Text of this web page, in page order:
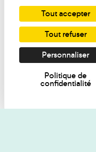
Tout accepter
Tout refuser
Personnaliser
Politique de
confidentialité